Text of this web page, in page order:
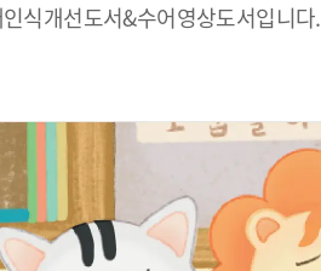
식개선도서&수어영상도서입니다.